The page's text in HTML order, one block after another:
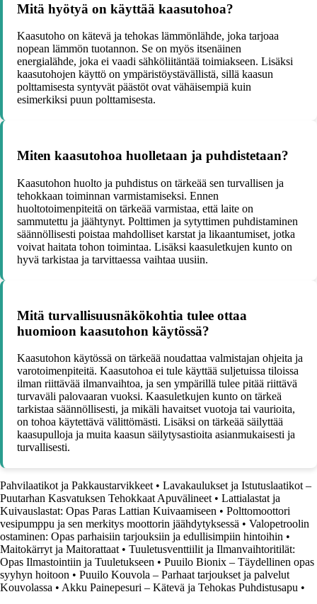
Mitä hyötyä on käyttää kaasutohoa?
Kaasutoho on kätevä ja tehokas lämmönlähde, joka tarjoaa
nopean lämmön tuotannon. Se on myös itsenäinen
energialähde, joka ei vaadi sähköliitäntää toimiakseen. Lisäksi
kaasutohojen käyttö on ympäristöystävällistä, sillä kaasun
polttamisesta syntyvät päästöt ovat vähäisempiä kuin
esimerkiksi puun polttamisesta.
Miten kaasutohoa huolletaan ja puhdistetaan?
Kaasutohon huolto ja puhdistus on tärkeää sen turvallisen ja
tehokkaan toiminnan varmistamiseksi. Ennen
huoltotoimenpiteitä on tärkeää varmistaa, että laite on
sammutettu ja jäähtynyt. Polttimen ja sytyttimen puhdistaminen
säännöllisesti poistaa mahdolliset karstat ja likaantumiset, jotka
voivat haitata tohon toimintaa. Lisäksi kaasuletkujen kunto on
hyvä tarkistaa ja tarvittaessa vaihtaa uusiin.
Mitä turvallisuusnäkökohtia tulee ottaa
huomioon kaasutohon käytössä?
Kaasutohon käytössä on tärkeää noudattaa valmistajan ohjeita ja
varotoimenpiteitä. Kaasutohoa ei tule käyttää suljetuissa tiloissa
ilman riittävää ilmanvaihtoa, ja sen ympärillä tulee pitää riittävä
turvaväli palovaaran vuoksi. Kaasuletkujen kunto on tärkeä
tarkistaa säännöllisesti, ja mikäli havaitset vuotoja tai vaurioita,
on tohoa käytettävä välittömästi. Lisäksi on tärkeää säilyttää
kaasupulloja ja muita kaasun säilytysastioita asianmukaisesti ja
turvallisesti.
Pahvilaatikot ja Pakkaustarvikkeet • Lavakaulukset ja Istutuslaatikot –
Puutarhan Kasvatuksen Tehokkaat Apuvälineet • Lattialastat ja
Kuivauslastat: Opas Paras Lattian Kuivaamiseen • Polttomoottori
vesipumppu ja sen merkitys moottorin jäähdytyksessä • Valopetroolin
ostaminen: Opas parhaisiin tarjouksiin ja edullisimpiin hintoihin •
Maitokärryt ja Maitorattaat • Tuuletusventtiilit ja Ilmanvaihtoritilät:
Opas Ilmastointiin ja Tuuletukseen • Puuilo Bionix – Täydellinen opas
syyhyn hoitoon • Puuilo Kouvola – Parhaat tarjoukset ja palvelut
Kouvolassa • Akku Painepesuri – Kätevä ja Tehokas Puhdistusapu •